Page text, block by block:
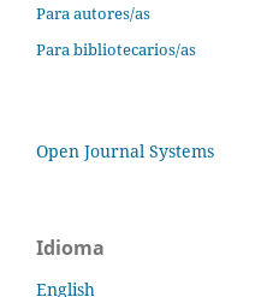
Para autores/as
Para bibliotecarios/as
Open Journal Systems
Idioma
English